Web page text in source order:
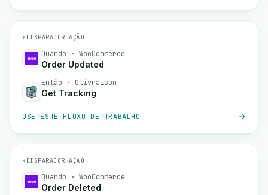
⚡ DISPARADOR→AÇÃO
Quando · WooCommerce
Order Updated
Então · Olivraison
Get Tracking
USE ESTE FLUXO DE TRABALHO
⚡ DISPARADOR→AÇÃO
Quando · WooCommerce
Order Deleted